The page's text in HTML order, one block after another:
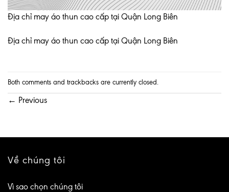
Địa chỉ may áo thun cao cấp tại Quận Long Biên
Địa chỉ may áo thun cao cấp tại Quận Long Biên
Both comments and trackbacks are currently closed.
← Previous
Về chúng tôi
Vì sao chọn chúng tôi